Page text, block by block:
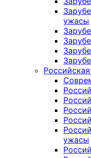
ужасы
ужасы